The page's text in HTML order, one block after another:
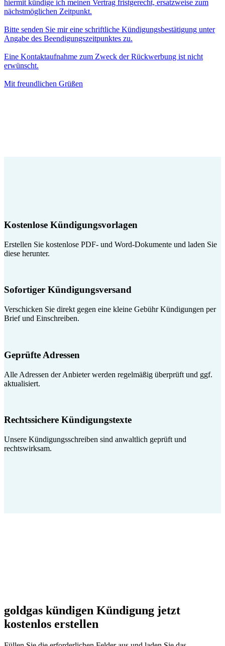
hiermit kündige ich meinen Vertrag fristgerecht, ersatzweise zum
nächstmöglichen Zeitpunkt.
Bitte senden Sie mir eine schriftliche Kündigungsbestätigung unter
Angabe des Beendigungszeitpunktes zu.
Eine Kontaktaufnahme zum Zweck der Rückwerbung ist nicht
erwünscht.
Mit freundlichen Grüßen
Kostenlose Kündigungsvorlagen
Erstellen Sie kostenlose PDF- und Word-Dokumente und laden Sie
diese herunter.
Sofortiger Kündigungsversand
Verschicken Sie direkt gegen eine kleine Gebühr Kündigungen per
Brief und Einschreiben.
Geprüfte Adressen
Alle Adressen der Anbieter werden regelmäßig überprüft und ggf.
aktualisiert.
Rechtssichere Kündigungstexte
Unsere Kündigungsschreiben sind anwaltlich geprüft und
rechtswirksam.
goldgas kündigen Kündigung jetzt
kostenlos erstellen